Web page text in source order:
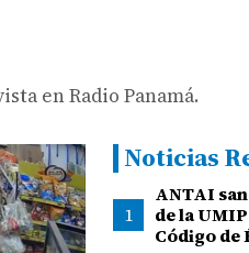
en Radio Panamá.
Noticias
1
ANTAI
de la
Código de